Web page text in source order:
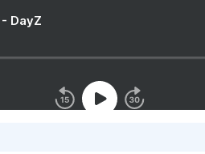
DayZ